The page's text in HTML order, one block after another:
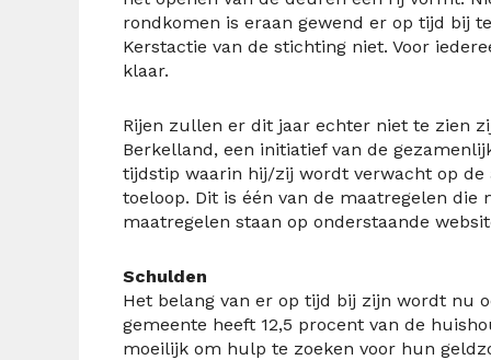
rondkomen is eraan gewend er op tijd bij
Kerstactie van de stichting niet. Voor
klaar.
Rijen zullen er dit jaar echter niet te zien
Berkelland, een initiatief van de
tijdstip waarin hij/zij wordt verwacht op de
toeloop. Dit is één van de maatregelen die
maatregelen staan op onderstaande
Schulden
Het belang van er op tijd bij zijn wordt nu
gemeente heeft 12,5 procent van de
moeilijk om hulp te zoeken voor hun